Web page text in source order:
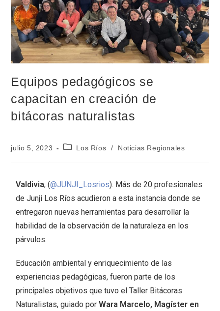
Equipos pedagógicos se
capacitan en creación de
bitácoras naturalistas
julio 5, 2023 Los Ríos / Noticias Regionales
Valdivia, (@JUNJI_Losrios). Más de 20 profesionales
de Junji Los Ríos acudieron a esta instancia donde se
entregaron nuevas herramientas para desarrollar la
habilidad de la observación de la naturaleza en los
párvulos.
Educación ambiental y enriquecimiento de las
experiencias pedagógicas, fueron parte de los
principales objetivos que tuvo el Taller Bitácoras
Naturalistas, guiado porWara Marcelo, Magíster en